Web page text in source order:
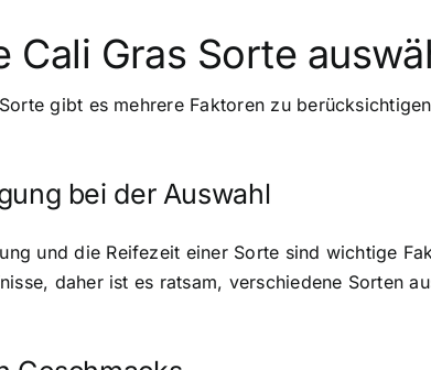
Cali Gras Sorte
gibt es mehrere Faktoren zu
bei der Auswahl
und die Reifezeit einer Sorte sind wichtige
daher ist es ratsam, verschiedene Sorten